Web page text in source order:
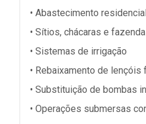
• Abastecimento
• Sítios, chácaras e
• Sistemas de irrigação
• Rebaixamento de lençóis
• Substituição de bombas
• Operações submersas